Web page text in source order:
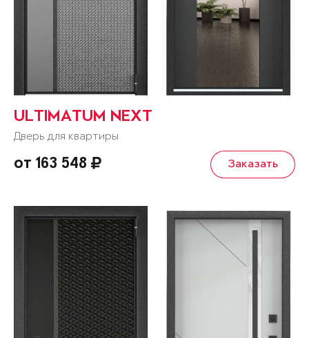
ULTIMATUM NEXT
Дверь для квартиры
от 163 548 Заказать